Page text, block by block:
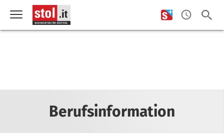
Berufsinformation